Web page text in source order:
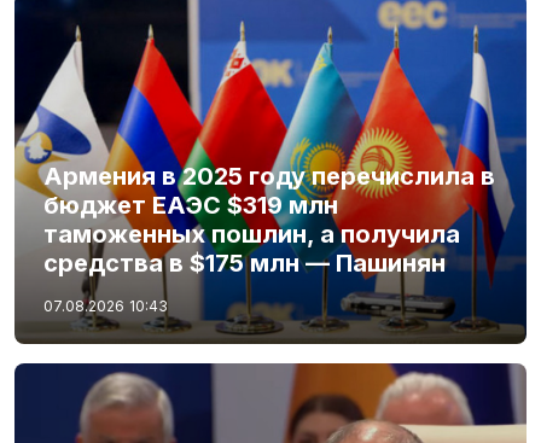
Армения в 2025 году перечислила в
бюджет ЕАЭС $319 млн
таможенных пошлин, а получила
средства в $175 млн — Пашинян
07.08.2026 10:43